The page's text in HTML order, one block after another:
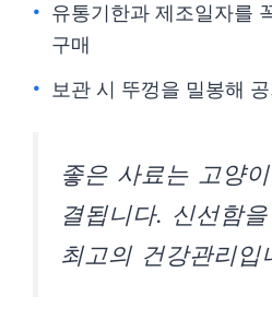
유통기한과 제조일자를
구매
보관 시 뚜껑을 밀봉해
좋은 사료는 고양
결됩니다. 신선함
최고의 건강관리입